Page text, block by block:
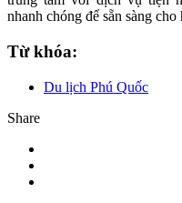
nhanh chóng để sẵn sàng
Từ khóa:
Du lịch Phú Quốc
Share